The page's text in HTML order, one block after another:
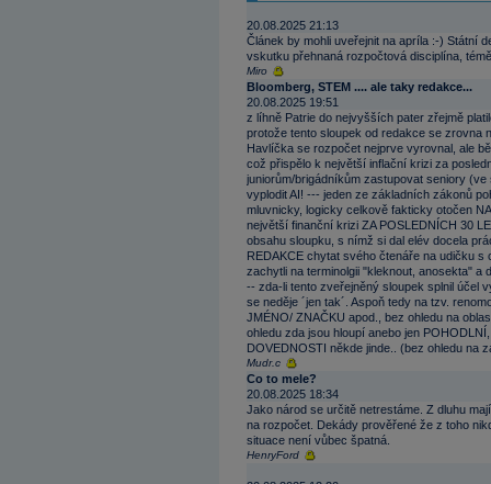
20.08.2025 21:13
Článek by mohli uveřejnit na apríla :-) Státní
vskutku přehnaná rozpočtová disciplína,
Miro
Bloomberg, STEM .... ale taky redakce...
20.08.2025 19:51
z líhně Patrie do nejvyšších pater zřejmě
protože tento sloupek od redakce se zrovna
Havlíčka se rozpočet nejprve vyrovnal, ale
což přispělo k největší inflační krizi za
juniorům/brigádníkům zastupovat seniory
vyplodit AI! --- jeden ze základních zákonů
mluvnicky, logicky celkově fakticky otočen
největší finanční krizi ZA POSLEDNÍCH 30
obsahu sloupku, s nímž si dal elév docela
REDAKCE chytat svého čtenáře na udičku
zachytli na terminolgii "kleknout, anosekta"
-- zda-li tento zveřejněný sloupek splnil účel
se neděje ´jen tak´. Aspoň tedy na tzv.
JMÉNO/ ZNAČKU apod., bez ohledu na
ohledu zda jsou hloupí anebo jen
DOVEDNOSTI někde jinde.. (bez ohledu na
Mudr.c
Co to mele?
20.08.2025 18:34
Jako národ se určitě netrestáme. Z dluhu
na rozpočet. Dekády prověřené že z toho
situace není vůbec špatná.
HenryFord